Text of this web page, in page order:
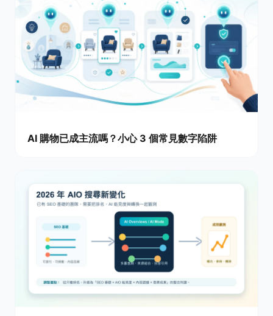
AI 購物已成主流嗎？小心 3 個常見數字陷阱